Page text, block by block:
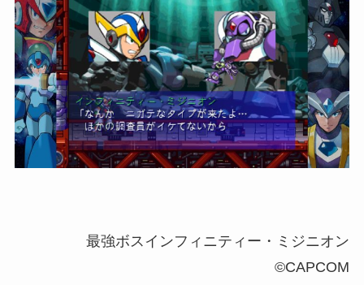
最強ボスインフィニティー・ミジニオン
©CAPCOM